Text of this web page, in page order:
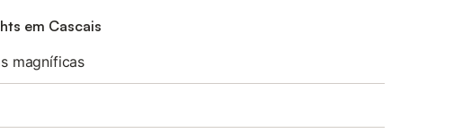
em Cascais
magníficas